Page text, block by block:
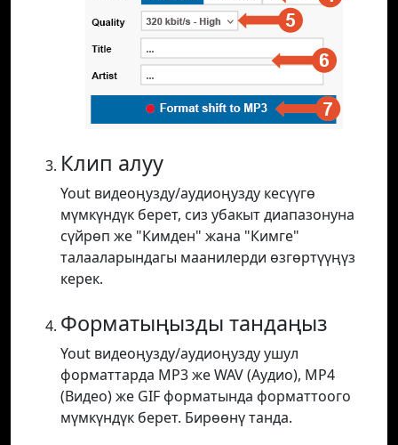
Клип алуу
Yout видеоңузду/аудиоңузду кесүүгө
мүмкүндүк берет, сиз убакыт диапазонуна
сүйрөп же "Кимден" жана "Кимге"
талааларындагы маанилерди өзгөртүүңүз
керек.
Форматыңызды тандаңыз
Yout видеоңузду/аудиоңузду ушул
форматтарда MP3 же WAV (Аудио), MP4
(Видео) же GIF форматында форматтоого
мүмкүндүк берет. Бирөөнү танда.